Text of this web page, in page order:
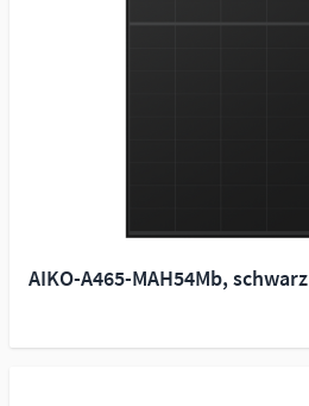
AIKO-A465-MAH54Mb, schwarz